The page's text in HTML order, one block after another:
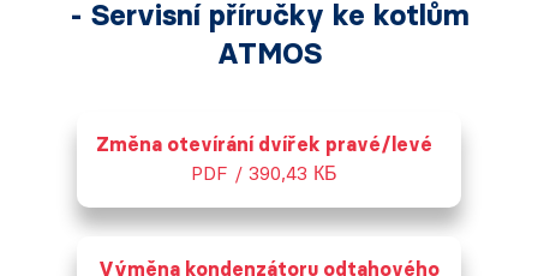
- Servisní příručky ke kotlům
ATMOS
Změna otevírání dvířek pravé/levé
PDF / 390,43 КБ
Výměna kondenzátoru odtahového